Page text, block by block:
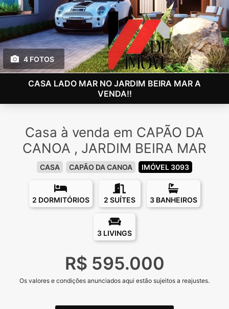
4 FOTOS
CASA LADO MAR NO JARDIM BEIRA MAR A
VENDA!!
Casa à venda em CAPÃO DA
CANOA , JARDIM BEIRA MAR
CASA CAPÃO DA CANOA IMÓVEL 3093
2 DORMITÓRIOS 2 SUÍTES 3 BANHEIROS
3 LIVINGS
R$ 595.000
Os valores e condições anunciados aqui estão sujeitos a reajustes.